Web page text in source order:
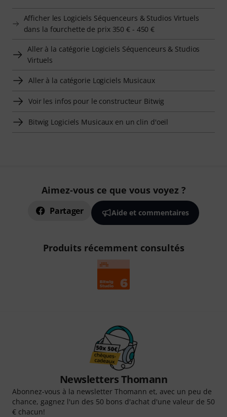
Afficher les Logiciels Séquenceurs & Studios Virtuels
dans la fourchette de prix 350 € - 450 €
Aller à la catégorie Logiciels Séquenceurs & Studios
Virtuels
Aller à la catégorie Logiciels Musicaux
Voir les infos pour le constructeur Bitwig
Bitwig Logiciels Musicaux en un clin d'oeil
Aimez-vous ce que vous voyez ?
Partager Aide et commentaires
Produits récemment consultés
Newsletters Thomann
Abonnez-vous à la newsletter Thomann et, avec un peu de
chance, gagnez l'un des 50 bons d'achat d'une valeur de 50
€ chacun!